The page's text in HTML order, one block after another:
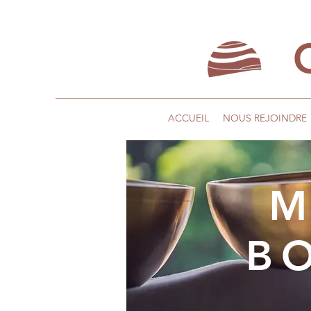
ACCUEIL NOUS REJOINDRE